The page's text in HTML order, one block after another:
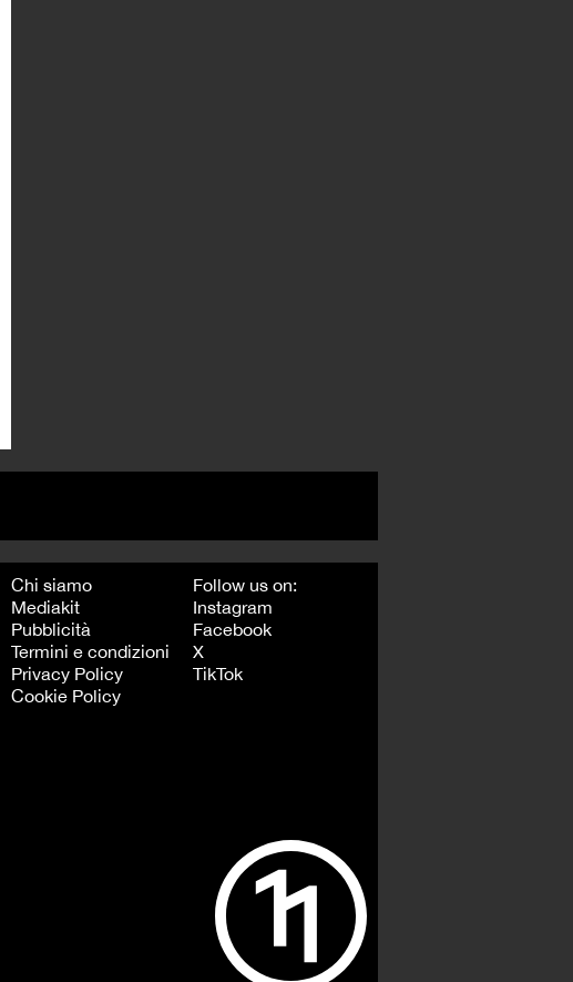
Chi siamo
Mediakit
Pubblicità
Termini e condizioni
Privacy Policy
Cookie Policy
Follow us on:
Instagram
Facebook
X
TikTok